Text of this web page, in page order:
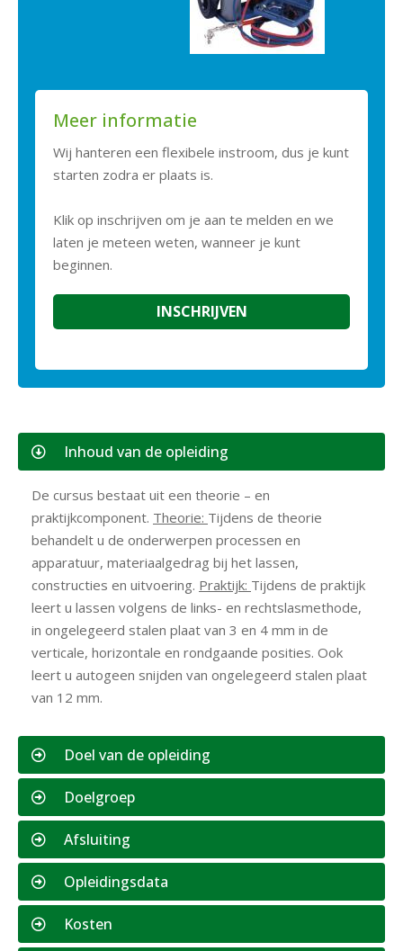
Meer informatie
Wij hanteren een flexibele instroom, dus je kunt
starten zodra er plaats is.
Klik op inschrijven om je aan te melden en we
laten je meteen weten, wanneer je kunt
beginnen.
INSCHRIJVEN
Inhoud van de opleiding
De cursus bestaat uit een theorie – en
praktijkcomponent. Theorie: Tijdens de theorie
behandelt u de onderwerpen processen en
apparatuur, materiaalgedrag bij het lassen,
constructies en uitvoering. Praktijk: Tijdens de praktijk
leert u lassen volgens de links- en rechtslasmethode,
in ongelegeerd stalen plaat van 3 en 4 mm in de
verticale, horizontale en rondgaande posities. Ook
leert u autogeen snijden van ongelegeerd stalen plaat
van 12 mm.
Doel van de opleiding
Doelgroep
Afsluiting
Opleidingsdata
Kosten